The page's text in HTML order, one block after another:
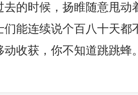
去的时候，扬睢随意甩动
们能连续说个百八十天都
动收获，你不知道跳跳蜂